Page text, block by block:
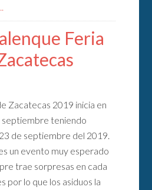
Feria
Zacatecas 2019 inicia en
septiembre teniendo
de septiembre del 2019.
un evento muy esperado
trae sorpresas en cada
por lo que los asiduos la